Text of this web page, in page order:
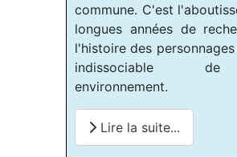
commune. C'est
longues années de
l'histoire des
indissociable
environnement.
Lire la suite...